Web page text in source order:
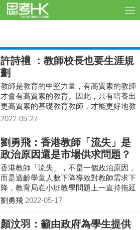
許詩禮 ：教師校長也要生涯規
劃
教師是教育的中堅力量，有高質素的教師
才會有高質素的教育。因此，只有培養出
更高質素的基礎教育教師，才能更好地教
育及培養社會未來的人才。自2013年教育
2022-05-27
劉勇飛：香港教師「流失」是
政治原因還是市場供求問題？
香港教師「流失」，不是一個政治原因，
而是適齡學童人數下降導致對教師需求下
降，教育局在小班教學問題上一直持拖延
的態度
劉勇飛 2022-05-17
顏汶羽：籲由政府為學生提供